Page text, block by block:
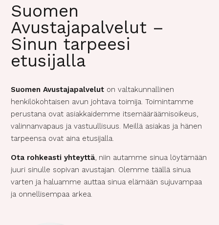
Suomen
Avustajapalvelut –
Sinun tarpeesi
etusijalla
Suomen Avustajapalvelut on valtakunnallinen
henkilökohtaisen avun johtava toimija. Toimintamme
perustana ovat asiakkaidemme itsemääräämisoikeus,
valinnanvapaus ja vastuullisuus. Meillä asiakas ja hänen
tarpeensa ovat aina etusijalla.
Ota rohkeasti yhteyttä, niin autamme sinua löytämään
juuri sinulle sopivan avustajan. Olemme täällä sinua
varten ja haluamme auttaa sinua elämään sujuvampaa
ja onnellisempaa arkea.